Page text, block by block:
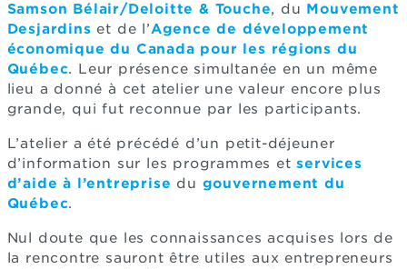
Samson Bélair/Deloitte & Touche, du Mouvement
Desjardins et de l’Agence de développement
économique du Canada pour les régions du
Québec. Leur présence simultanée en un même
lieu a donné à cet atelier une valeur encore plus
grande, qui fut reconnue par les participants.
L’atelier a été précédé d’un petit-déjeuner
d’information sur les programmes etservices
d’aide à l’entreprise du gouvernement du
Québec.
Nul doute que les connaissances acquises lors de
la rencontre sauront être utiles aux entrepreneurs